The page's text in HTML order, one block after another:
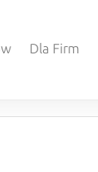
Dla Firm